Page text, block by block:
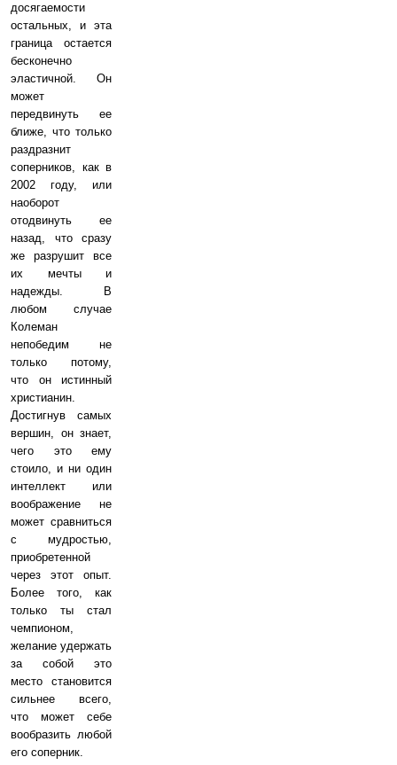
досягаемости
остальных, и эта
граница остается
бесконечно
эластичной. Он
может
передвинуть ее
ближе, что только
раздразнит
соперников, как в
2002 году, или
наоборот
отодвинуть ее
назад, что сразу
же разрушит все
их мечты и
надежды. В
любом случае
Колеман
непобедим не
только потому,
что он истинный
христианин.
Достигнув самых
вершин, он знает,
чего это ему
стоило, и ни один
интеллект или
воображение не
может сравниться
с мудростью,
приобретенной
через этот опыт.
Более того, как
только ты стал
чемпионом,
желание удержать
за собой это
место становится
сильнее всего,
что может себе
вообразить любой
его соперник.